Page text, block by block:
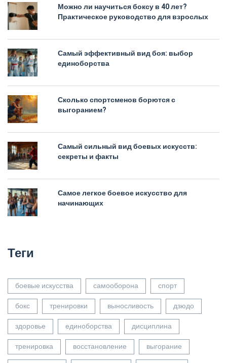
Можно ли научиться боксу в 40 лет?
Практическое руководство для взрослых
Самый эффективный вид боя: выбор
единоборства
Сколько спортсменов борются с
выгоранием?
Самый сильный вид боевых искусств:
секреты и факты
Самое легкое боевое искусство для
начинающих
Теги
боевые искусства самооборона
спорт
бокс
тренировки выносливость
дзюдо
здоровье
единоборства
дисциплина
тренировка
восстановление
выгорание